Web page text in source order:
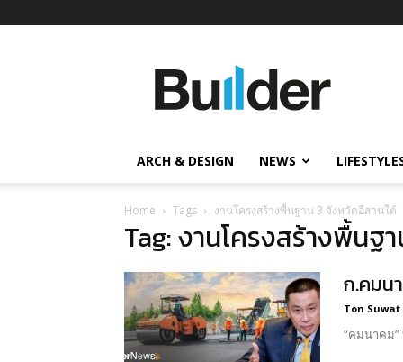
ข่าว
ก่อสร้าง
ARCH & DESIGN NEWS
Home Tags งานโครงสร้างพื้นฐาน 3 จังหวัดอีสานใต้
Tag: งานโครงสร้างพื้นฐ
ก.คมน
Ton Suwat
“คมนาคม”